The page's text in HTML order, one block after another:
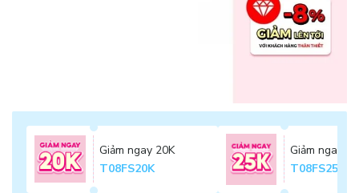
Giảm ngay 20K
T08FS20K
Giảm ngay
T08FS25K